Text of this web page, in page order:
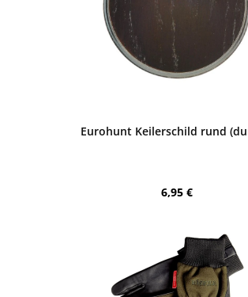
Eurohunt Keilerschild rund
Regulärer Preis:
6,95 €